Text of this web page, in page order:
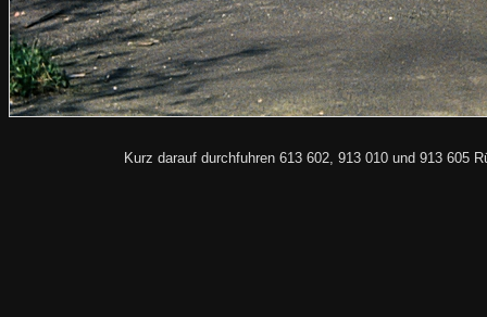
Kurz darauf durchfuhren 613 602, 913 010 und 913 605